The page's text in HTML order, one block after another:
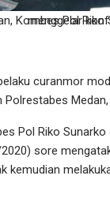
Foto: Kapolrestabes Medan, Kombes Pol Riko
curanmor
Pol Riko
sore
kemudian